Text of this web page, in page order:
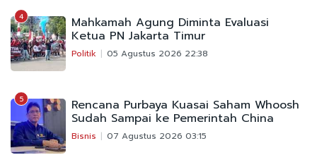
4 Mahkamah Agung Diminta Evaluasi
Ketua PN Jakarta Timur
Politik 05 Agustus 2026 22:38
5 Rencana Purbaya Kuasai Saham Whoosh
Sudah Sampai ke Pemerintah China
Bisnis 07 Agustus 2026 03:15